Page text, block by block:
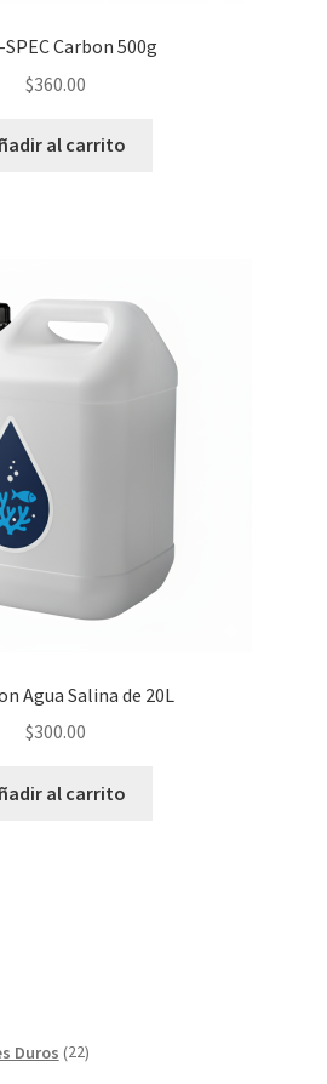
SPEC Carbon 500g
$360.00
al carrito
Agua Salina de 20L
$300.00
al carrito
Duros 22productos